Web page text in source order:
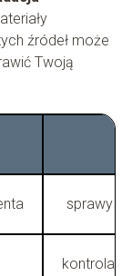
źródeł może
Twoją
sprawy
kontrola